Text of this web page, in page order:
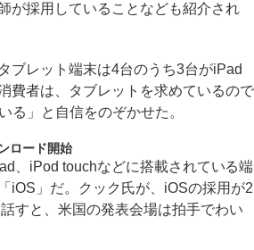
が採用していることなども紹介され
ブレット端末は4台のうち3台がiPad
費者は、タブレットを求めているので
る」と自信をのぞかせた。
ロード開始
、iPod touchなどに搭載されている端
iOS」だ。クック氏が、iOSの採用が2
すと、米国の発表会場は拍手でわい